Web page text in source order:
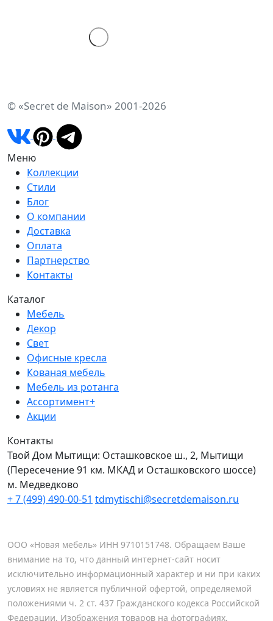
© «Secret de Maison» 2001-2026
Меню
Коллекции
Стили
Блог
О компании
Доставка
Оплата
Партнерство
Контакты
Каталог
Мебель
Декор
Свет
Офисные кресла
Кованая мебель
Мебель из ротанга
Ассортимент+
Акции
Контакты
Твой Дом Мытищи: Осташковское ш., 2, Мытищи
(Пересечение 91 км. МКАД и Осташковского шоссе)
м. Медведково
+ 7 (499) 490-00-51 tdmytischi@secretdemaison.ru
ООО «Новая мебель» ИНН 9710151748. Обращаем Ваше
внимание на то, что данный интернет-сайт носит
исключительно информационный характер и ни при каких
условиях не является публичной офертой, определяемой
положениями ч. 2 ст. 437 Гражданского кодекса Российской
Федерации. Изображения товаров на фотографиях,